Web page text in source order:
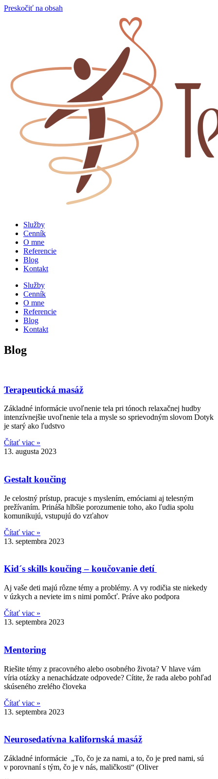
Preskočiť na obsah
Služby
Cenník
O mne
Referencie
Blog
Kontakt
Služby
Cenník
O mne
Referencie
Blog
Kontakt
Blog
Terapeutická masáž
Základné informácie uvoľnenie tela pri tónoch relaxačnej hudby
intenzívnejšie uvoľnenie tela a mysle so sprievodným slovom Dotyk
je starý ako ľudstvo
Čítať viac »
13. augusta 2023
Gestalt koučing
Je celostný prístup, pracuje s myslením, emóciami aj telesným
prežívaním. Prináša hlbšie porozumenie toho, ako ľudia spolu
komunikujú, vstupujú do vzťahov
Čítať viac »
13. septembra 2023
Kid´s skills koučing – koučovanie detí
Aj vaše deti majú rôzne témy a problémy. A vy rodičia ste niekedy
v úzkych a neviete im s nimi pomôcť. Práve ako podpora
Čítať viac »
13. septembra 2023
Mentoring
Riešite témy z pracovného alebo osobného života? V hlave vám
víria otázky a nenachádzate odpovede? Cítite, že rada alebo pohľad
skúseného zrelého človeka
Čítať viac »
13. septembra 2023
Neurosedatívna kalifornská masáž
Základné informácie „To, čo je za nami, a to, čo je pred nami, sú
v porovnaní s tým, čo je v nás, maličkosti“ (Oliver